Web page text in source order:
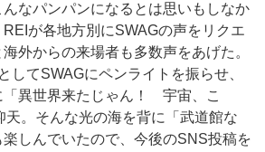
なパンパンになるとは思いもしなか
が各地方別にSWAGの声をリクエ
外からの来場者も多数声をあげた。
してSWAGにペンライトを振らせ、
「異世界来たじゃん！ 宇宙、こ
天。そんな光の海を背に「武道館な
しんでいたので、今後のSNS投稿を